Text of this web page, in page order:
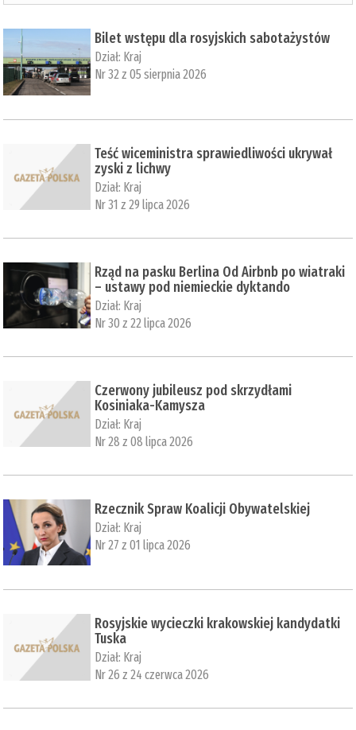
Bilet wstępu dla rosyjskich sabotażystów
Dział: Kraj
Nr 32 z 05 sierpnia 2026
Teść wiceministra sprawiedliwości ukrywał
zyski z lichwy
Dział: Kraj
Nr 31 z 29 lipca 2026
Rząd na pasku Berlina Od Airbnb po wiatraki
– ustawy pod niemieckie dyktando
Dział: Kraj
Nr 30 z 22 lipca 2026
Czerwony jubileusz pod skrzydłami
Kosiniaka-Kamysza
Dział: Kraj
Nr 28 z 08 lipca 2026
Rzecznik Spraw Koalicji Obywatelskiej
Dział: Kraj
Nr 27 z 01 lipca 2026
Rosyjskie wycieczki krakowskiej kandydatki
Tuska
Dział: Kraj
Nr 26 z 24 czerwca 2026